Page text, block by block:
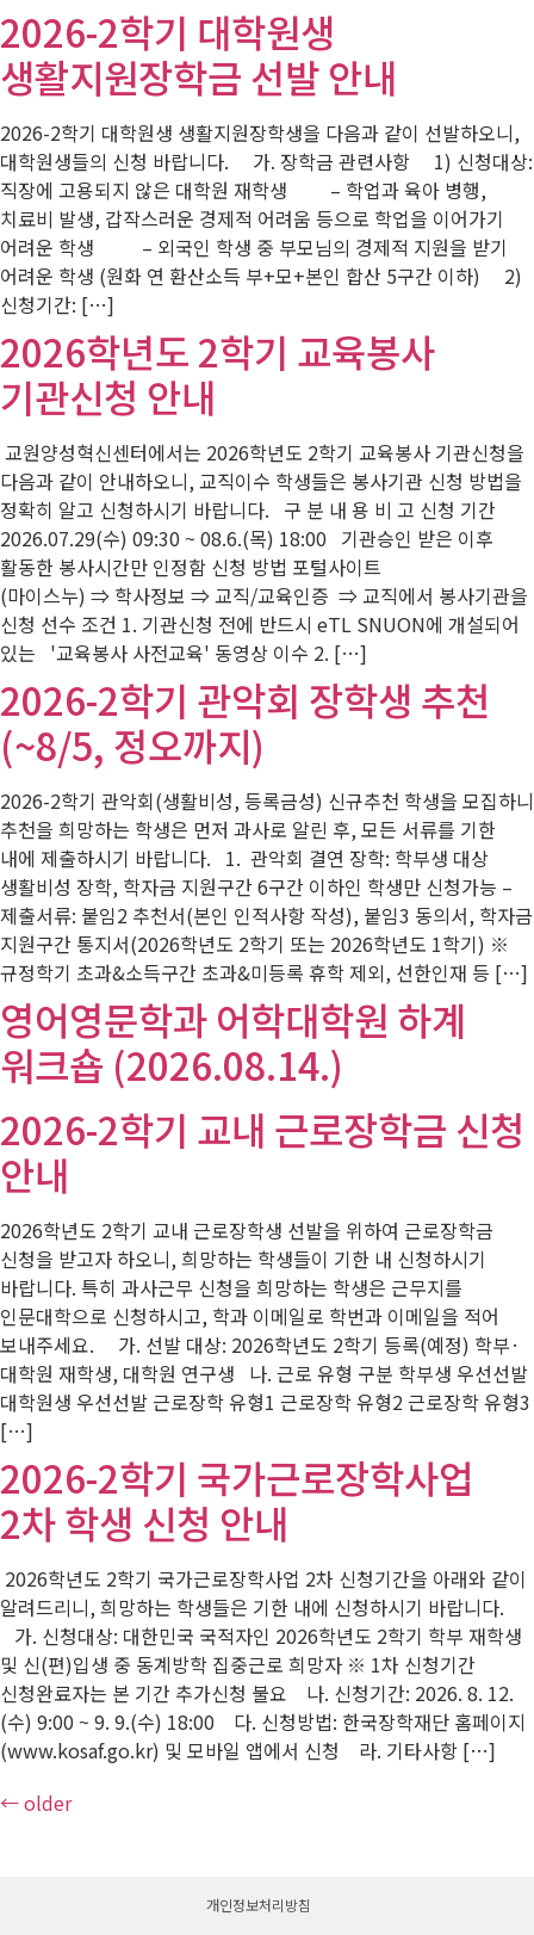
2026-2학기 대학원생
생활지원장학금 선발 안내
2026-2학기 대학원생 생활지원장학생을 다음과 같이 선발하오니,
대학원생들의 신청 바랍니다. 가. 장학금 관련사항 1) 신청대상:
직장에 고용되지 않은 대학원 재학생 – 학업과 육아 병행,
치료비 발생, 갑작스러운 경제적 어려움 등으로 학업을 이어가기
어려운 학생 – 외국인 학생 중 부모님의 경제적 지원을 받기
어려운 학생 (원화 연 환산소득 부+모+본인 합산 5구간 이하) 2)
신청기간: […]
2026학년도 2학기 교육봉사
기관신청 안내
교원양성혁신센터에서는 2026학년도 2학기 교육봉사 기관신청을
다음과 같이 안내하오니, 교직이수 학생들은 봉사기관 신청 방법을
정확히 알고 신청하시기 바랍니다. 구 분 내 용 비 고 신청 기간
2026.07.29(수) 09:30 ~ 08.6.(목) 18:00 기관승인 받은 이후
활동한 봉사시간만 인정함 신청 방법 포털사이트
(마이스누) ⇒ 학사정보 ⇒ 교직/교육인증 ⇒ 교직에서 봉사기관을
신청 선수 조건 1. 기관신청 전에 반드시 eTL SNUON에 개설되어
있는 '교육봉사 사전교육' 동영상 이수 2. […]
2026-2학기 관악회 장학생 추천
(~8/5, 정오까지)
2026-2학기 관악회(생활비성, 등록금성) 신규추천 학생을 모집하니
추천을 희망하는 학생은 먼저 과사로 알린 후, 모든 서류를 기한
내에 제출하시기 바랍니다. 1. 관악회 결연 장학: 학부생 대상
생활비성 장학, 학자금 지원구간 6구간 이하인 학생만 신청가능 –
제출서류: 붙임2 추천서(본인 인적사항 작성), 붙임3 동의서, 학자금
지원구간 통지서(2026학년도 2학기 또는 2026학년도 1학기) ※
규정학기 초과&소득구간 초과&미등록 휴학 제외, 선한인재 등 […]
영어영문학과 어학대학원 하계
워크숍 (2026.08.14.)
2026-2학기 교내 근로장학금 신청
안내
2026학년도 2학기 교내 근로장학생 선발을 위하여 근로장학금
신청을 받고자 하오니, 희망하는 학생들이 기한 내 신청하시기
바랍니다. 특히 과사근무 신청을 희망하는 학생은 근무지를
인문대학으로 신청하시고, 학과 이메일로 학번과 이메일을 적어
보내주세요. 가. 선발 대상: 2026학년도 2학기 등록(예정) 학부·
대학원 재학생, 대학원 연구생 나. 근로 유형 구분 학부생 우선선발
대학원생 우선선발 근로장학 유형1 근로장학 유형2 근로장학 유형3
[…]
2026-2학기 국가근로장학사업
2차 학생 신청 안내
2026학년도 2학기 국가근로장학사업 2차 신청기간을 아래와 같이
알려드리니, 희망하는 학생들은 기한 내에 신청하시기 바랍니다.
가. 신청대상: 대한민국 국적자인 2026학년도 2학기 학부 재학생
및 신(편)입생 중 동계방학 집중근로 희망자 ※ 1차 신청기간
신청완료자는 본 기간 추가신청 불요 나. 신청기간: 2026. 8. 12.
(수) 9:00 ~ 9. 9.(수) 18:00 다. 신청방법: 한국장학재단 홈페이지
(www.kosaf.go.kr) 및 모바일 앱에서 신청 라. 기타사항 […]
←older
개인정보처리방침